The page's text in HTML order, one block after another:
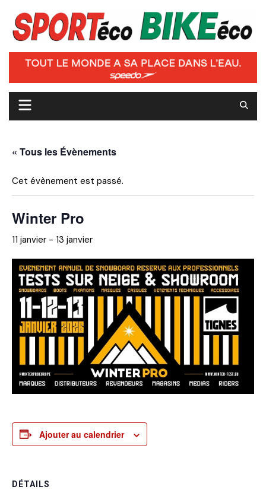
content
« Tous les Évènements
Cet évènement est passé.
Winter Pro
11 janvier - 13 janvier
Ajouter au calendrier
DÉTAILS